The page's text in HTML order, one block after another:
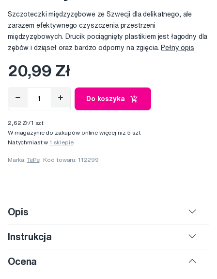
Szczoteczki międzyzębowe ze Szwecji dla delikatnego, ale
zarazem efektywnego czyszczenia przestrzeni
międzyzębowych. Drucik pociągnięty plastikiem jest łagodny dla
zębów i dziąseł oraz bardzo odporny na zgięcia. Pełny opis
20,99 Zł
Do koszyka
2,62 Zł/1 szt
W magazynie do zakupów online więcej niż 5 szt
Natychmiast w1 sklepie
Marka:TePe Kod towaru: 112299
Opis
Instrukcja
Ocena